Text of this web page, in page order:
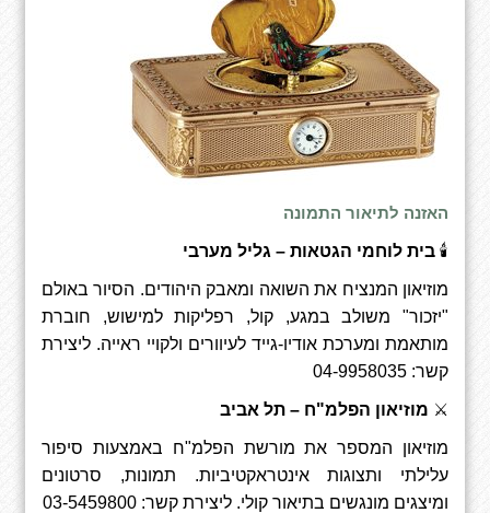
האזנה לתיאור התמונה
🕯 בית לוחמי הגטאות – גליל מערבי
מוזיאון המנציח את השואה ומאבק היהודים. הסיור באולם
"יזכור" משולב במגע, קול, רפליקות למישוש, חוברת
מותאמת ומערכת אודיו-גייד לעיוורים ולקויי ראייה. ליצירת
קשר: 04-9958035
⚔ מוזיאון הפלמ"ח – תל אביב
מוזיאון המספר את מורשת הפלמ"ח באמצעות סיפור
עלילתי ותצוגות אינטראקטיביות. תמונות, סרטונים
ומיצגים מונגשים בתיאור קולי. ליצירת קשר: 03-5459800